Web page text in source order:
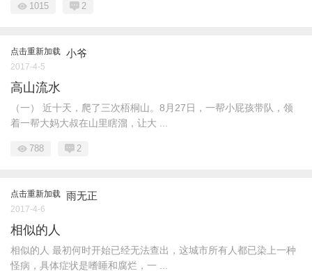
1015 2
点击重新加载 小爷
2017-4-5
高山流水
（一） 近十天，爬了三次梧桐山。8月27日，一帮小屁孩带队，领
着一帮大妈大叔在山里瞎溜，让大 ...
788 2
点击重新加载 雨无正
2017-4-6
相似的人
相似的人 最初何时开始已经无法查出，这城市所有人都已染上一种
怪病，具体症状是嗜睡和腐烂，一 ...